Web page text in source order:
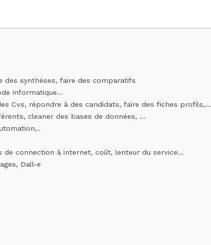
des synthèses, faire des comparatifs
informatique…
Cvs, répondre à des candidats, faire des fiches profils,…
cleaner des bases de données, …
de connection à internet, coût, lenteur du service…
Dall-e